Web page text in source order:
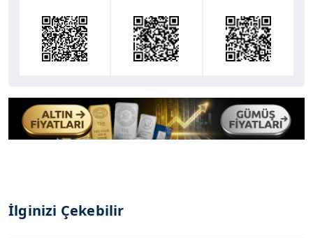
İlginizi Çekebilir